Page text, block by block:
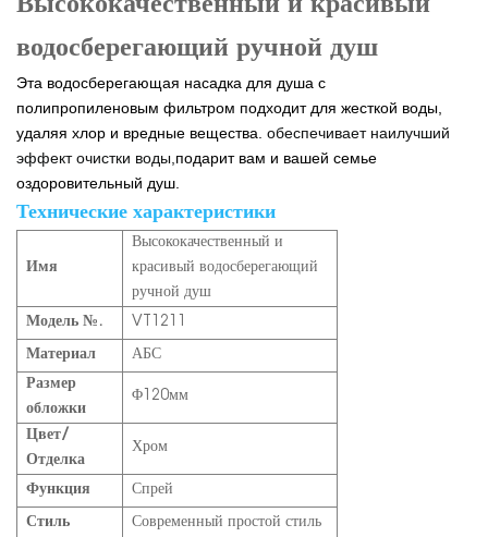
водосберегающий ручной душ
Эта водосберегающая насадка для душа с
полипропиленовым фильтром подходит для жесткой воды,
удаляя хлор и вредные вещества. обеспечивает наилучший
эффект очистки воды, подарит вам и вашей семье
оздоровительный душ.
Технические характеристики
Имя
Высококачественный и
красивый водосберегающий
ручной душ
Модель №.
VT1211
Материал
АБС
Размер
обложки
Φ120мм
Цвет/
Отделка
Хром
Функция Спрей
Стиль
Современный простой стиль